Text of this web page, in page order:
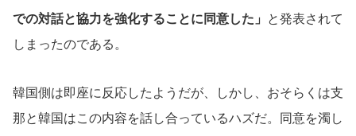
での対話と協力を強化することに同意した」
と発表されて
しまったのである。
韓国側は即座に反応したようだが、しかし、おそらくは支
那と韓国はこの内容を話し合っているハズだ。同意を濁し